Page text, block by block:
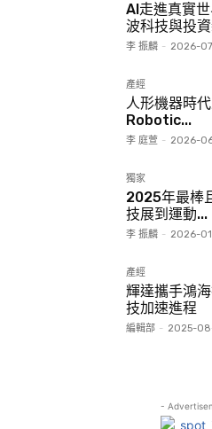
AI走進真實
波科技與投
李 振麟 - 2026-
產經
人形機器時
Robotic...
李 庭萱 - 2026-
獨家
2025年最棒
技展到運動...
李 振麟 - 2026-
產經
輝達攜手鴻
技加速進程
編輯部 - 2025-
-